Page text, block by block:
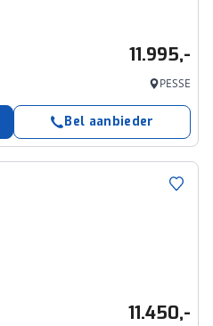
11.995,-
PESSE
Bel aanbieder
11.450,-